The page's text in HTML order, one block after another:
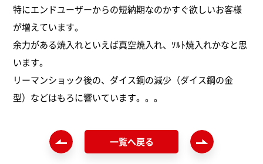
特にエンドユーザーからの短納期なのかすぐ欲しいお客様
が増えています。
余力がある焼入れといえば真空焼入れ、ｿﾙﾄ焼入れかなと思
います。
リーマンショック後の、ダイス鋼の減少（ダイス鋼の金
型）などはもろに響いています。。。
一覧へ戻る
ソルト焼入れ（8）
ショットブラスト（1）
その他（12）